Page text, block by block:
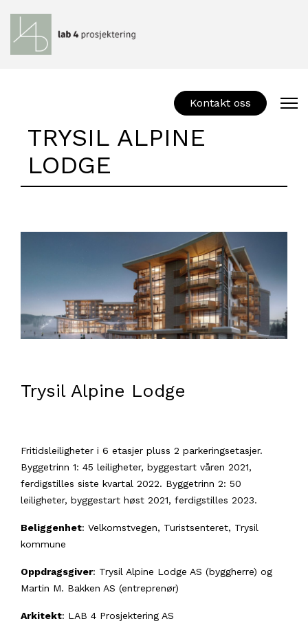
Kontakt oss
TRYSIL ALPINE
LODGE
Trysil Alpine Lodge
Fritidsleiligheter i 6 etasjer pluss 2 parkeringsetasjer.
Byggetrinn 1: 45 leiligheter, byggestart våren 2021,
ferdigstilles siste kvartal 2022. Byggetrinn 2: 50
leiligheter, byggestart høst 2021, ferdigstilles 2023.
Beliggenhet: Velkomstvegen, Turistsenteret, Trysil
kommune
Oppdragsgiver: Trysil Alpine Lodge AS (byggherre) og
Martin M. Bakken AS (entreprenør)
Arkitekt: LAB 4 Prosjektering AS